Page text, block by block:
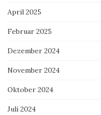
April 2025
Februar 2025
Dezember 2024
November 2024
Oktober 2024
Juli 2024